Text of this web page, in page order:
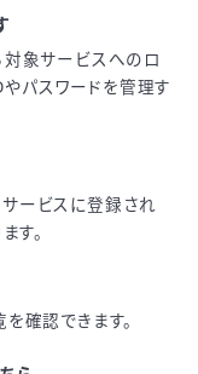
象サービスへのロ
パスワードを管理す
ービスに登録され
す。
確認できます。